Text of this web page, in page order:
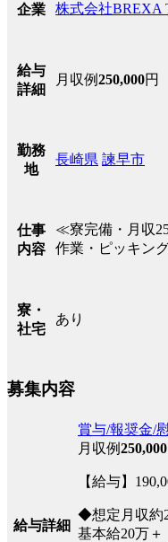
企業 株式会社BREXA
給与
詳細
月収例250,000円
勤務
地
長崎県 諫早市
仕事
内容
≪寮完備・月収
作業・ピッキン
寮・
社宅
あり
募集内容
給与詳細
賞与/報奨金/
月収例250,000
【給与】
◆想定月収約
基本給20万＋